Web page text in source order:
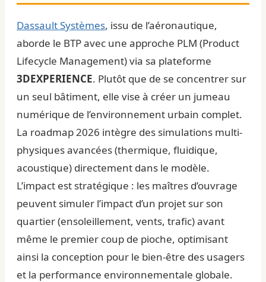
Dassault Systèmes, issu de l’aéronautique,
aborde le BTP avec une approche PLM (Product
Lifecycle Management) via sa plateforme
3DEXPERIENCE. Plutôt que de se concentrer sur
un seul bâtiment, elle vise à créer un jumeau
numérique de l’environnement urbain complet.
La roadmap 2026 intègre des simulations multi-
physiques avancées (thermique, fluidique,
acoustique) directement dans le modèle.
L’impact est stratégique : les maîtres d’ouvrage
peuvent simuler l’impact d’un projet sur son
quartier (ensoleillement, vents, trafic) avant
même le premier coup de pioche, optimisant
ainsi la conception pour le bien-être des usagers
et la performance environnementale globale.